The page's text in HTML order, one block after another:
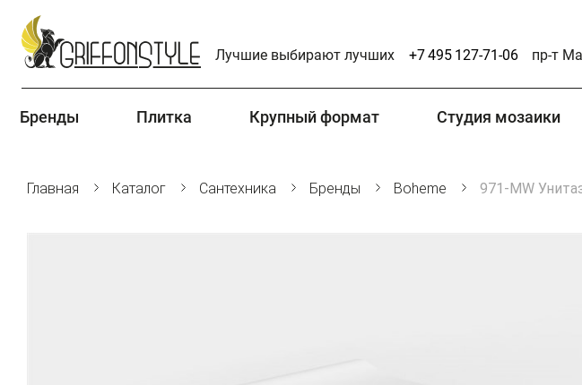
Лучшие выбирают лучших +7 495 127-71-06 пр-т
Бренды Плитка Крупный формат Студия мозаики
Главная Каталог Сантехника Бренды Boheme 971-MW